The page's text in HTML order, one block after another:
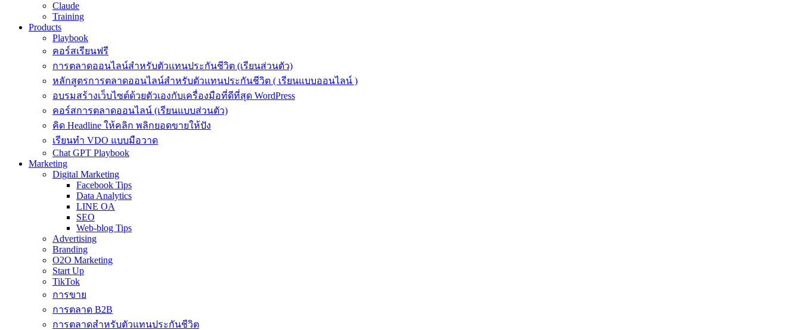
Claude
Training
Products
Playbook
คอร์สเรียนฟรี
การตลาดออนไลน์สำหรับตัวแทนประกันชีวิต (เรียนส่วนตัว)
หลักสูตรการตลาดออนไลน์สำหรับตัวแทนประกันชีวิต ( เรียนแบบออนไลน์ )
อบรมสร้างเว็บไซต์ด้วยตัวเองกับเครื่องมือที่ดีที่สุด WordPress
คอร์สการตลาดออนไลน์ (เรียนแบบส่วนตัว)
คิด Headline ให้คลิก พลิกยอดขายให้ปัง
เรียนทำ VDO แบบมือวาด
Chat GPT Playbook
Marketing
Digital Marketing
Facebook Tips
Data Analytics
LINE OA
SEO
Web-blog Tips
Advertising
Branding
O2O Marketing
Start Up
TikTok
การขาย
การตลาด B2B
การตลาดสำหรับตัวแทนประกันชีวิต